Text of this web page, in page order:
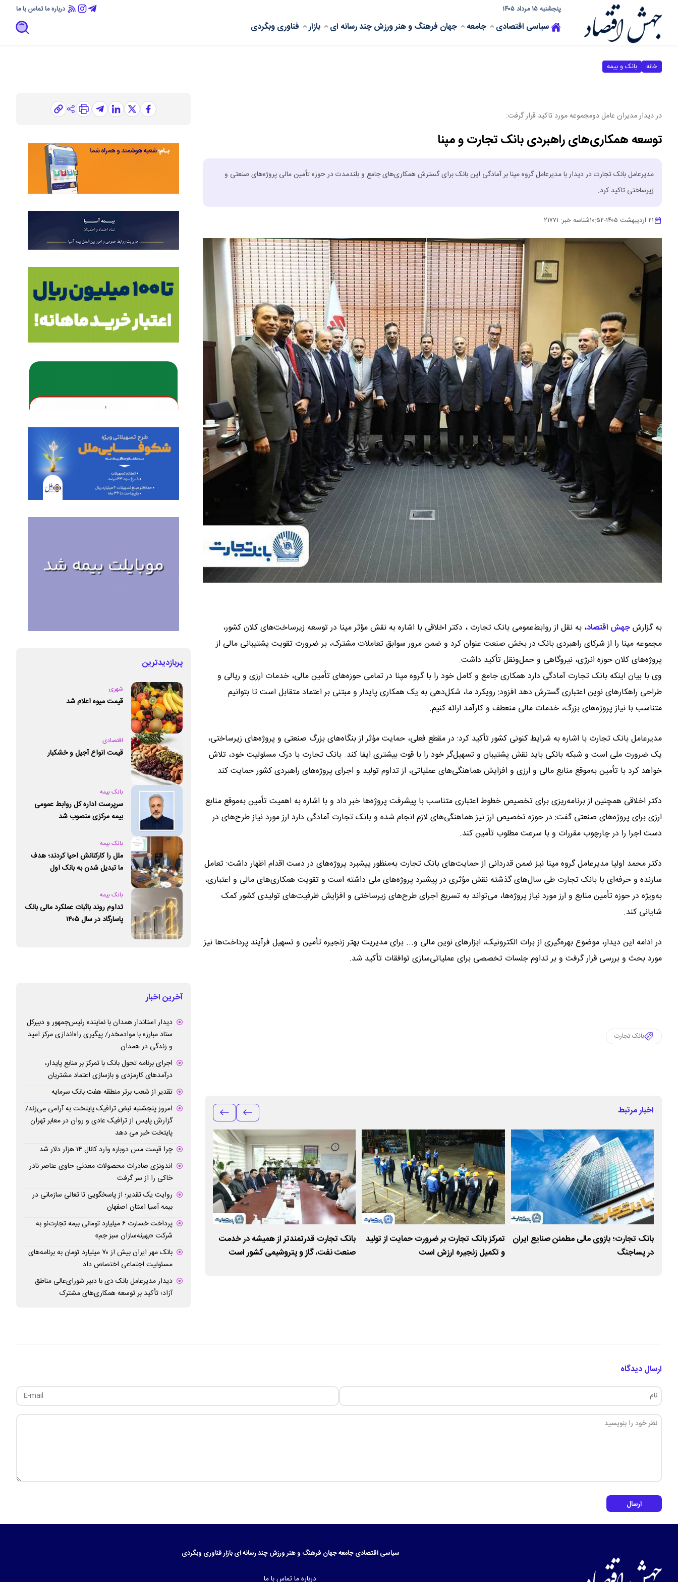
پنجشنبه ۱۵ مرداد ۱۴۰۵ درباره ماتماس با ما
سیاسی اقتصادی جامعه جهان فرهنگ و هنرورزشچند رسانه ای بازار فناوریوبگردی
خانه بانک و بیمه
در دیدار مدیران عامل دومجموعه مورد تاکید قرار گرفت:
توسعه همکاری‌های راهبردی بانک تجارت و مپنا
مدیرعامل بانک تجارت در دیدار با مدیرعامل گروه مپنا بر آمادگی این بانک برای گسترش همکاری‌های جامع و بلندمدت در حوزه تأمین مالی پروژه‌های صنعتی و
زیرساختی تاکید کرد.
۲۱ اردیبهشت ۱۴۰۵ -۱۰:۵۲شناسه خبر: ۲۱۷۷۱
به گزارشجهش اقتصاد، به نقل از روابط‌عمومی بانک تجارت ، دکتر اخلاقی با اشاره به نقش مؤثر مپنا در توسعه زیرساخت‌های کلان کشور،
مجموعه مپنا را از شرکای راهبردی بانک در بخش صنعت عنوان کرد و ضمن مرور سوابق تعاملات مشترک، بر ضرورت تقویت پشتیبانی مالی از
پروژه‌های کلان حوزه انرژی، نیروگاهی و حمل‌ونقل تأکید داشت.
وی با بیان اینکه بانک تجارت آمادگی دارد همکاری جامع و کامل خود را با گروه مپنا در تمامی حوزه‌های تأمین مالی، خدمات ارزی و ریالی و
طراحی راهکارهای نوین اعتباری گسترش دهد افزود: رویکرد ما، شکل‌دهی به یک همکاری پایدار و مبتنی بر اعتماد متقابل است تا بتوانیم
متناسب با نیاز پروژه‌های بزرگ، خدمات مالی منعطف و کارآمد ارائه کنیم.
مدیرعامل بانک تجارت با اشاره به شرایط کنونی کشور تأکید کرد: در مقطع فعلی، حمایت مؤثر از بنگاه‌های بزرگ صنعتی و پروژه‌های زیرساختی،
یک ضرورت ملی است و شبکه بانکی باید نقش پشتیبان و تسهیل‌گر خود را با قوت بیشتری ایفا کند. بانک تجارت با درک مسئولیت خود، تلاش
خواهد کرد با تأمین به‌موقع منابع مالی و ارزی و افزایش هماهنگی‌های عملیاتی، از تداوم تولید و اجرای پروژه‌های راهبردی کشور حمایت کند.
دکتر اخلاقی همچنین از برنامه‌ریزی برای تخصیص خطوط اعتباری متناسب با پیشرفت پروژه‌ها خبر داد و با اشاره به اهمیت تأمین به‌موقع منابع
ارزی برای پروژه‌های صنعتی گفت: در حوزه تخصیص ارز نیز هماهنگی‌های لازم انجام شده و بانک تجارت آمادگی دارد ارز مورد نیاز طرح‌های در
دست اجرا را در چارچوب مقررات و با سرعت مطلوب تأمین کند.
دکتر محمد اولیا مدیرعامل گروه مپنا نیز ضمن قدردانی از حمایت‌های بانک تجارت به‌منظور پیشبرد پروژه‌های در دست اقدام اظهار داشت: تعامل
سازنده و حرفه‌ای با بانک تجارت طی سال‌های گذشته نقش مؤثری در پیشبرد پروژه‌های ملی داشته است و تقویت همکاری‌های مالی و اعتباری،
به‌ویژه در حوزه تأمین منابع و ارز مورد نیاز پروژه‌ها، می‌تواند به تسریع اجرای طرح‌های زیرساختی و افزایش ظرفیت‌های تولیدی کشور کمک
شایانی کند.
در ادامه این دیدار، موضوع بهره‌گیری از برات الکترونیک، ابزارهای نوین مالی و... برای مدیریت بهتر زنجیره تأمین و تسهیل فرآیند پرداخت‌ها نیز
مورد بحث و بررسی قرار گرفت و بر تداوم جلسات تخصصی برای عملیاتی‌سازی توافقات تأکید شد.
بانک تجارت
اخبار مرتبط
بانک تجارت؛ بازوی مالی مطمئن صنایع ایران
در پساجنگ
تمرکز بانک تجارت بر ضرورت حمایت از تولید
و تکمیل زنجیره ارزش است
بانک تجارت قدرتمندتر از همیشه در خدمت
صنعت نفت، گاز و پتروشیمی کشور است
تشریح نحوه پرداخت تسهیلات حفظ اشتغال
بنگاه‌های اقتصادی در شرایط اضطرار توسط
بانک تجارت
مگاواتی با
پربازدیدترین
شهری
قیمت میوه اعلام شد
اقتصادی
قیمت انواع آجیل و خشکبار
بانک بیمه
سرپرست اداره کل روابط عمومی
بیمه مرکزی منصوب شد
بانک بیمه
ملل را کارکنانش احیا کردند؛ هدف
ما تبدیل شدن به بانک اول
بانک بیمه
تداوم روند باثبات عملکرد مالی بانک
پاسارگاد در سال ۱۴۰۵
آخرین اخبار
دیدار استاندار همدان با نماینده رئیس‌جمهور و دبیرکل
ستاد مبارزه با موادمخدر/ پیگیری راه‌اندازی مرکز امید
و زندگی در همدان
اجرای برنامه تحول بانک با تمرکز بر منابع پایدار،
درآمدهای کارمزدی و بازسازی اعتماد مشتریان
تقدیر از شعب برتر منطقه هفت بانک سرمایه
امروز پنجشنبه نبض ترافیک پایتخت به آرامی می‌زند/
گزارش پلیس از ترافیک عادی و روان در معابر تهران
پایتخت خبر می دهد
چرا قیمت مس دوباره وارد کانال ۱۴ هزار دلار شد
اندونزی صادرات محصولات معدنی حاوی عناصر نادر
خاکی را از سر گرفت
روایت یک تقدیر؛ از پاسخگویی تا تعالی سازمانی در
بیمه آسیا استان اصفهان
پرداخت خسارت ۶ میلیارد تومانی بیمه تجارت‌نو به
شرکت «بهینه‌سازان سبز جم»
بانک مهر ایران بیش از ۷۰ میلیارد تومان به برنامه‌های
مسئولیت اجتماعی اختصاص داد
دیدار مدیرعامل بانک دی با دبیر شورای‌عالی مناطق
آزاد؛ تأکید بر توسعه همکاری‌های مشترک
ارسال دیدگاه
ارسال
سیاسیاقتصادیجامعهجهان فرهنگ و هنرورزشچند رسانه ایبازارفناوری وبگردی
درباره ماتماس با ما